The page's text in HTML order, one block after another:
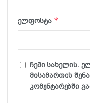
ელფოსტა *
ჩემი სახელის.
მისამართის
კომენტარებში